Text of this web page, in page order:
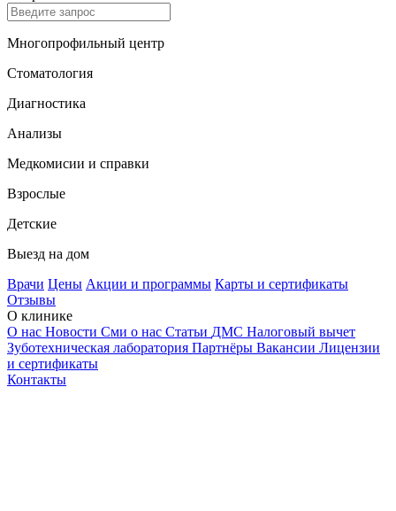
Многопрофильный центр
Стоматология
Диагностика
Анализы
Медкомисии и справки
Взрослые
Детские
Выезд на дом
Врачи Цены Акции и программы Карты и сертификаты
Отзывы
О клинике
О нас Новости Сми о нас Статьи ДМС Налоговый вычет
Зуботехническая лаборатория Партнёры Вакансии Лицензии
и сертификаты
Контакты